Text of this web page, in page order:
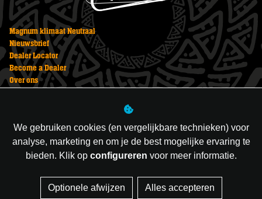
We gebruiken cookies (en vergelijkbare technieken) voor
analyse, marketing en om je de best mogelijke ervaring te
bieden. Klik op configureren voor meer informatie.
Optionele afwijzen Alles accepteren
Magnum klimaat Neutraal
Nieuwsbrief
Dealer Locator
Become a Dealer
Over ons
Vuurwerk kopen
Managed hosting